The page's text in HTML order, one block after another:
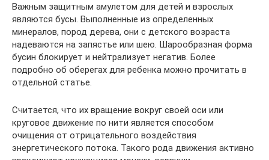
Важным защитным амулетом для детей и взрослых
являются бусы. Выполненные из определенных
минералов, пород дерева, они с детского возраста
надеваются на запястье или шею. Шарообразная форма
бусин блокирует и нейтрализует негатив. Более
подробно об оберегах для ребенка можно прочитать в
отдельной статье.
Считается, что их вращение вокруг своей оси или
круговое движение по нити является способом
очищения от отрицательного воздействия
энергетического потока. Такого рода движения активно